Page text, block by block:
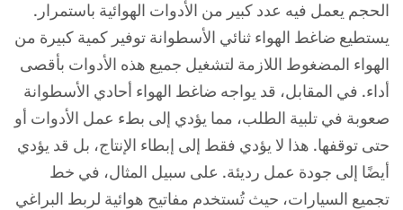
الحجم يعمل فيه عدد كبير من الأدوات الهوائية باستمرار.
يستطيع ضاغط الهواء ثنائي الأسطوانة توفير كمية كبيرة من
الهواء المضغوط اللازمة لتشغيل جميع هذه الأدوات بأقصى
أداء. في المقابل، قد يواجه ضاغط الهواء أحادي الأسطوانة
صعوبة في تلبية الطلب، مما يؤدي إلى بطء عمل الأدوات أو
حتى توقفها. هذا لا يؤدي فقط إلى إبطاء الإنتاج، بل قد يؤدي
أيضًا إلى جودة عمل رديئة. على سبيل المثال، في خط
تجميع السيارات، حيث تُستخدم مفاتيح هوائية لربط البراغي